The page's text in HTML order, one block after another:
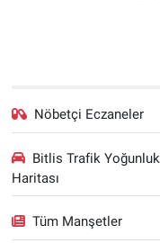
Nöbetçi Eczaneler
Bitlis Trafik Yoğunluk
Haritası
Tüm Manşetler